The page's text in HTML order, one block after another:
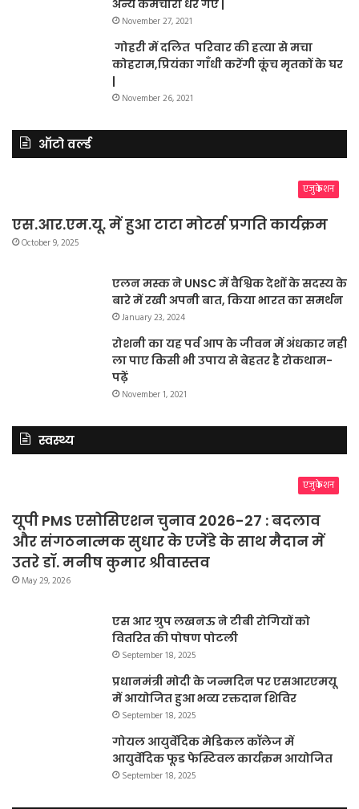
अन्य कर्मचारी धरे गए |
November 27, 2021
गोहरी में दलित परिवार की हत्या से मचा
कोहराम,प्रियंका गाँधी करेंगी कूंच मृतकों के घर
|
November 26, 2021
ऑटो वर्ल्ड
एजुकेशन
एस.आर.एम.यू. में हुआ टाटा मोटर्स प्रगति कार्यक्रम
October 9, 2025
एलन मस्क ने UNSC में वैश्विक देशों के सदस्य के
बारे में रखी अपनी बात, किया भारत का समर्थन
January 23, 2024
रोशनी का यह पर्व आप के जीवन में अंधकार नहीं
ला पाए किसी भी उपाय से बेहतर है रोकथाम-
पढ़ें
November 1, 2021
स्वस्थ्य
एजुकेशन
यूपी PMS एसोसिएशन चुनाव 2026-27 : बदलाव
और संगठनात्मक सुधार के एजेंडे के साथ मैदान में
उतरे डॉ. मनीष कुमार श्रीवास्तव
May 29, 2026
एस आर ग्रुप लखनऊ ने टीबी रोगियों को
वितरित की पोषण पोटली
September 18, 2025
प्रधानमंत्री मोदी के जन्मदिन पर एसआरएमयू
में आयोजित हुआ भव्य रक्तदान शिविर
September 18, 2025
गोयल आयुर्वेदिक मेडिकल कॉलेज में
आयुर्वेदिक फूड फेस्टिवल कार्यक्रम आयोजित
September 18, 2025